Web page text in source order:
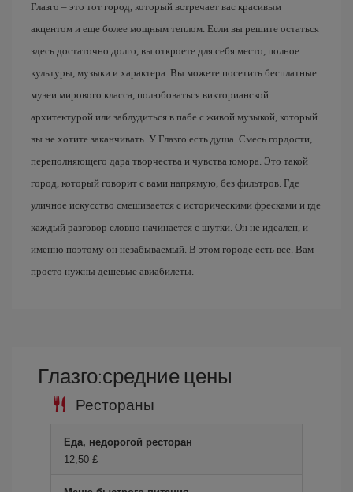
Глазго – это тот город, который встречает вас красивым
акцентом и еще более мощным теплом. Если вы решите остаться
здесь достаточно долго, вы откроете для себя место, полное
культуры, музыки и характера. Вы можете посетить бесплатные
музеи мирового класса, полюбоваться викторианской
архитектурой или заблудиться в пабе с живой музыкой, который
вы не хотите заканчивать. У Глазго есть душа. Смесь гордости,
переполняющего дара творчества и чувства юмора. Это такой
город, который говорит с вами напрямую, без фильтров. Где
уличное искусство смешивается с историческими фресками и где
каждый разговор словно начинается с шутки. Он не идеален, и
именно поэтому он незабываемый. В этом городе есть все. Вам
просто нужны дешевые авиабилеты.
Глазго:средние цены
Рестораны
Еда, недорогой ресторан
12,50 £